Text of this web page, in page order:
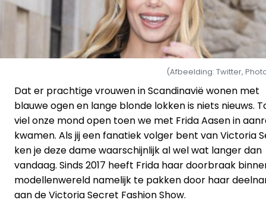
(Afbeelding: Twitter,
Dat er prachtige vrouwen in Scandinavië wonen met
blauwe ogen en lange blonde lokken is niets nieuws.
viel onze mond open toen we met Frida Aasen in
kwamen. Als jij een fanatiek volger bent van Victoria
ken je deze dame waarschijnlijk al wel wat langer dan
vandaag. Sinds 2017 heeft Frida haar doorbraak
modellenwereld namelijk te pakken door haar
aan de Victoria Secret Fashion Show.